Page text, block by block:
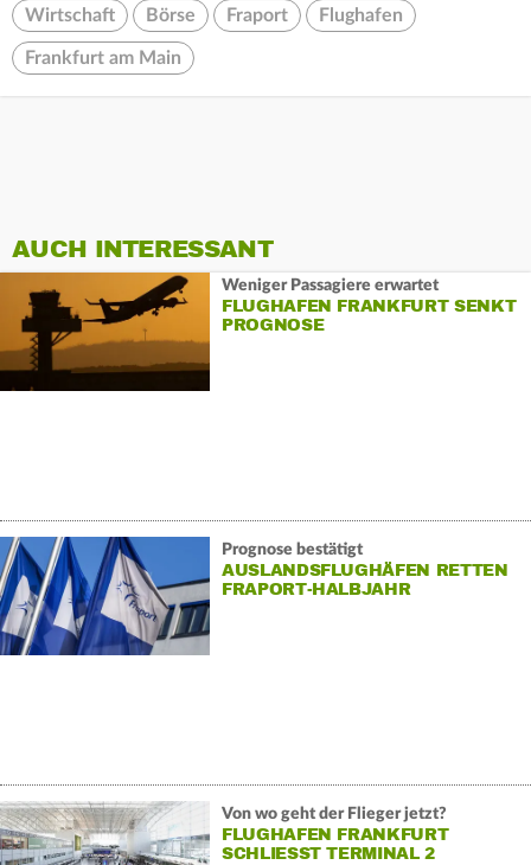
Wirtschaft Börse Fraport Flughafen
Frankfurt am Main
AUCH INTERESSANT
Weniger Passagiere erwartet
FLUGHAFEN FRANKFURT SENKT
PROGNOSE
Prognose bestätigt
AUSLANDSFLUGHÄFEN RETTEN
FRAPORT-HALBJAHR
Von wo geht der Flieger jetzt?
FLUGHAFEN FRANKFURT
SCHLIESST TERMINAL 2